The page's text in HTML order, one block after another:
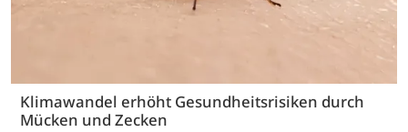
Klimawandel erhöht Gesundheitsrisiken durch
Mücken und Zecken